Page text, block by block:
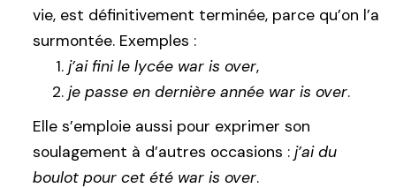
vie, est définitivement terminée, parce qu’on l’a
surmontée. Exemples :
j’ai fini le lycée war is over,
je passe en dernière année war is over.
Elle s’emploie aussi pour exprimer son
soulagement à d’autres occasions : j’ai du
boulot pour cet été war is over.